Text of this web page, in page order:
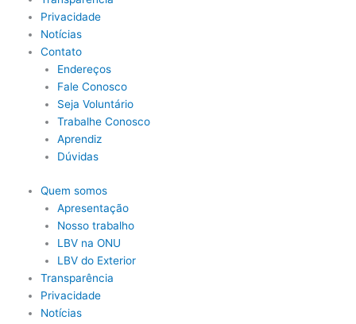
Privacidade
Notícias
Contato
Endereços
Fale Conosco
Seja Voluntário
Trabalhe Conosco
Aprendiz
Dúvidas
Quem somos
Apresentação
Nosso trabalho
LBV na ONU
LBV do Exterior
Transparência
Privacidade
Notícias